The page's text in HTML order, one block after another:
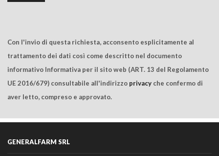
Con l'invio di questa richiesta, acconsento esplicitamente al
trattamento dei dati così come descritto nel documento
informativo Informativa per il sito web (ART. 13 del Regolamento
UE 2016/679) consultabile all'indirizzo privacy che confermo di
aver letto, compreso e approvato.
GENERALFARM SRL